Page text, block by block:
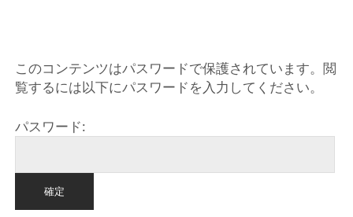
このコンテンツはパスワードで保護されています。閲
覧するには以下にパスワードを入力してください。
パスワード: